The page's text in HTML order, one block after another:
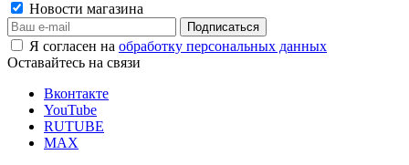
Новости магазина
Я согласен на обработку персональных данных
Оставайтесь на связи
Вконтакте
YouTube
RUTUBE
MAX